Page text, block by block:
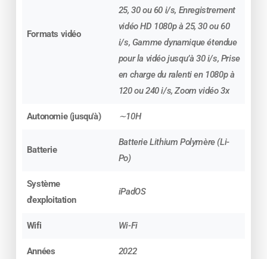
L’iPad 10ème génération se décline en 4
couleurs : bleu, argent, rose et jaune. Il présente
également des bords plus plats. Le bouton
Home a été supprimé, et le Touch ID a été
déplacé vers le bouton d’alimentation situé en
haut de l’écran, pour un rendu plus élégant et
plus moderne. Il dispose d’un écran plus grand
Retina de 10,9 Pouces. Désormais, la caméra
frontale se situe sur le côté droit de l’iPad, afin de
profiter d’une expérience d’appel vidéo plus
naturelle.
Formats vidéo
25, 30 ou 60 i/s, Enregistrement
vidéo HD 1080p à 25, 30 ou 60
i/s, Gamme dynamique étendue
pour la vidéo jusqu’à 30 i/s, Prise
en charge du ralenti en 1080p à
120 ou 240 i/s, Zoom vidéo 3x
Autonomie (jusqu'à) ∼10H
Batterie
Batterie Lithium Polymère (Li-
Po)
Système
d'exploitation
iPadOS
Wifi Wi-Fi
Années 2022